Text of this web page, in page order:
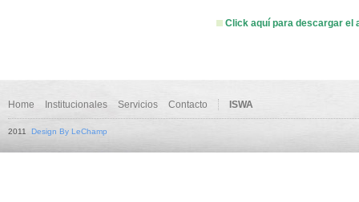
Click aquí para descargar el
Home Institucionales Servicios Contacto ISWA
2011 Design By LeChamp